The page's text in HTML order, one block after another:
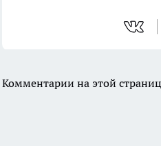
Комментарии на этой